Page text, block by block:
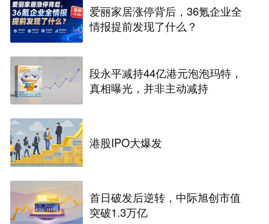
爱丽家居涨停背后，36氪企业全
情报提前发现了什么？
段永平减持44亿港元泡泡玛特，
真相曝光，并非主动减持
港股IPO大爆发
首日破发后逆转，中际旭创市值
突破1.3万亿